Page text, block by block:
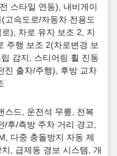
스타일 연동), 내비게이
고속도로/자동차 전용도
), 차로 유지 보조 2, 지
주행 보조 2(차로변경 보
감지, 스티어링 휠 진동
진 출차/주행), 후방 교차
스드, 운전석 무릎, 전복
/후/측방 주차 거리 경고,
다중 충돌방지 자동 제
, 급제동 경보 시스템, 개